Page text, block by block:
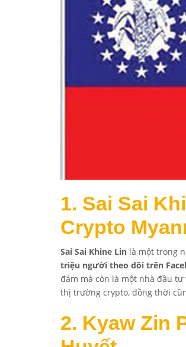
1. Sai Sai
Crypto
Sai Sai Khine Lin là một trong
triệu người theo dõi trên
đám mà còn là một nhà đầu
thị trường crypto, đồng thời
2. Kyaw Zin